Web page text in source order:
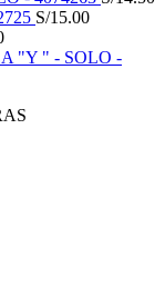
S/15.00
"Y " - SOLO -